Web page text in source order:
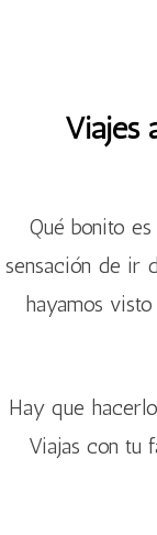
Viajes
Qué bonito
sensación de ir
hayamos
Hay que
Viajas con tu